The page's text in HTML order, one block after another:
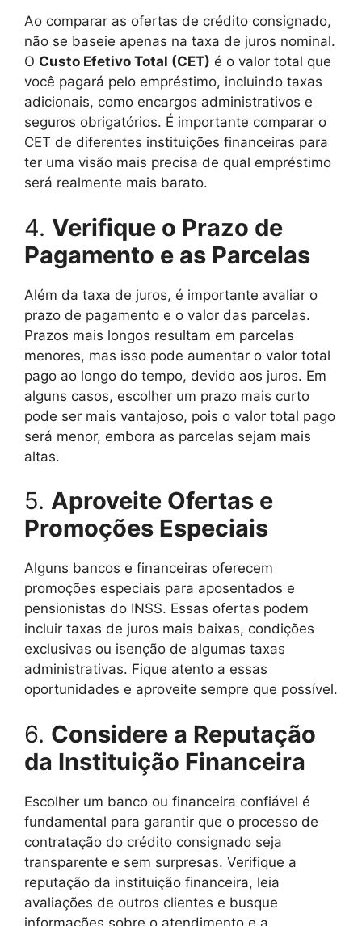
Ao comparar as ofertas de crédito consignado,
não se baseie apenas na taxa de juros nominal.
O Custo Efetivo Total (CET) é o valor total que
você pagará pelo empréstimo, incluindo taxas
adicionais, como encargos administrativos e
seguros obrigatórios. É importante comparar o
CET de diferentes instituições financeiras para
ter uma visão mais precisa de qual empréstimo
será realmente mais barato.
4. Verifique o Prazo de
Pagamento e as Parcelas
Além da taxa de juros, é importante avaliar o
prazo de pagamento e o valor das parcelas.
Prazos mais longos resultam em parcelas
menores, mas isso pode aumentar o valor total
pago ao longo do tempo, devido aos juros. Em
alguns casos, escolher um prazo mais curto
pode ser mais vantajoso, pois o valor total pago
será menor, embora as parcelas sejam mais
altas.
5. Aproveite Ofertas e
Promoções Especiais
Alguns bancos e financeiras oferecem
promoções especiais para aposentados e
pensionistas do INSS. Essas ofertas podem
incluir taxas de juros mais baixas, condições
exclusivas ou isenção de algumas taxas
administrativas. Fique atento a essas
oportunidades e aproveite sempre que possível.
6. Considere a Reputação
da Instituição Financeira
Escolher um banco ou financeira confiável é
fundamental para garantir que o processo de
contratação do crédito consignado seja
transparente e sem surpresas. Verifique a
reputação da instituição financeira, leia
avaliações de outros clientes e busque
informações sobre o atendimento e a